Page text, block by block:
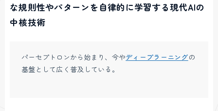
な規則性やパターンを自律的に学習する現代AIの
中核技術
パーセプトロンから始まり、今やディープラーニングの
基盤として広く普及している。